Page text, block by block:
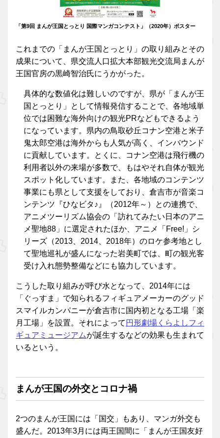
「第9回 まんが王国とっとり 国際マンガコンテスト」（2020年）ポスター
これまでの「まんが王国とっとり」の取り組みとその
成果について、県交流人口拡大本部観光交流局まんが
王国官房の黒崎智治氏にうかがった。
具体的な数値化は難しいのですが、県が「まんが王
国とっとり」として情報発信することで、各地域単
位では困難な海外向けの観光PRなどもできるよう
になっています。県内の鳥取砂丘コナン空港と米子
鬼太郎空港は海外からも人気が高く、インバウンド
に貢献しています。とくに、コナン空港は飛行機の
利用者以外の来場が多数で、もはやそれ自体が観光
スポット化しています。また、各地域のコンテンツ
事業にも県として支援をしており、倉吉市が音楽コ
ンテンツ『ひなビタ♪』（2012年～）との連携で、
アニメツーリズム協会の「訪れてみたい日本のアニ
メ聖地88」に選定されたほか、アニメ「Free!」シ
リーズ（2013、2014、2018年）のロケ参考地とし
て聖地巡礼が盛んになった岩美町では、町の観光客
受け入れ態勢整備などにも協力しています。
こうした取り組みが呼び水となって、2014年には
「ぐっすま」で知られるフィギュアメーカーのグッド
スマイルカンパニーが倉吉市に国内初となる工場「楽
月工場」を設置。それによって 円形劇場くらよしフィ
ギュアミュージアムが誕生するなどの効果も生まれて
いるという。
まんが王国の外交とコロナ禍
2つのまんが王国には「国交」もあり、マンガ外交も
盛んだ。2013年3月には両王国間に「まんが王国友好